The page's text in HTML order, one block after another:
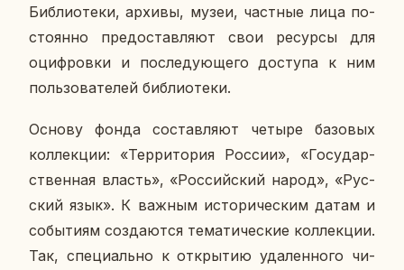
Биб­лио­те­ки, архивы, музеи, част­ные лица по­
сто­ян­но предо­став­ля­ют свои ре­сур­сы для
оциф­ров­ки и по­сле­ду­ю­ще­го до­сту­па к ним
поль­зо­ва­те­лей биб­лио­те­ки.
Основу фонда со­став­ля­ют четыре ба­зо­вых
кол­лек­ции: «Тер­ри­то­рия России», «Го­су­дар­
ствен­ная власть», «Рос­сий­ский народ», «Рус­
ский язык». К важным ис­то­ри­че­ским датам и
со­бы­ти­ям со­зда­ют­ся те­ма­ти­че­ские кол­лек­ции.
Так, спе­ци­аль­но к от­кры­тию уда­лен­но­го чи­